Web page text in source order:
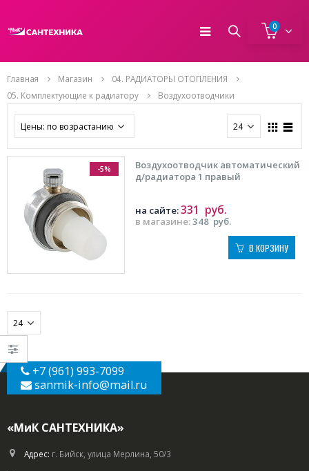
0
Главная Магазин
04. РАДИАТОРЫ ОТОПЛЕНИЯ
05. Комплектующие к радиатору
Воздухоотводчики
-5%
Воздухоотводчик автоматический
д/радиатора 1 правый
в магазине:348 руб.
на сайте:331 руб.
В КОРЗИНУ
+7 (961) 993-7099
sanmik-info@mail.ru
«МиК САНТЕХНИКА»
Адрес: г. Бийск, улица Мерлина, 50/3